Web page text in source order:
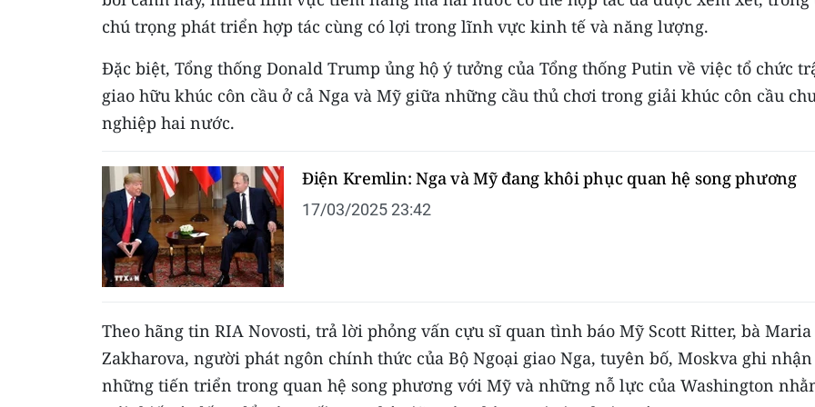
chú trọng phát triển hợp tác cùng có lợi trong lĩnh vực kinh tế và năng lượng.
Đặc biệt, Tổng thống Donald Trump ủng hộ ý tưởng của Tổng thống Putin về việc tổ chức
giao hữu khúc côn cầu ở cả Nga và Mỹ giữa những cầu thủ chơi trong giải khúc côn cầu
nghiệp hai nước.
Điện Kremlin: Nga và Mỹ đang khôi phục quan hệ song phương
17/03/2025 23:42
Theo hãng tin RIA Novosti, trả lời phỏng vấn cựu sĩ quan tình báo Mỹ Scott Ritter, bà Maria
Zakharova, người phát ngôn chính thức của Bộ Ngoại giao Nga, tuyên bố, Moskva ghi nhận
những tiến triển trong quan hệ song phương với Mỹ và những nỗ lực của Washington